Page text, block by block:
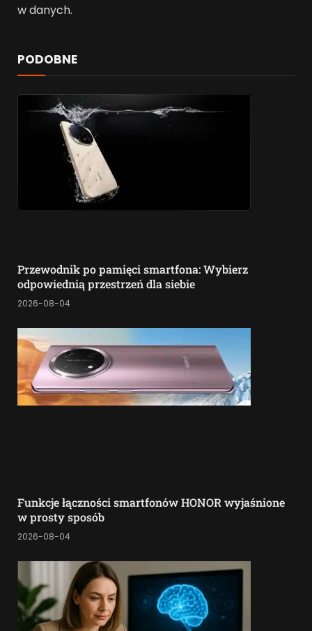
w danych.
PODOBNE
Przewodnik po pamięci smartfona: Wybierz
odpowiednią przestrzeń dla siebie
2026-08-04
Funkcje łączności smartfonów HONOR wyjaśnione
w prosty sposób
2026-08-04